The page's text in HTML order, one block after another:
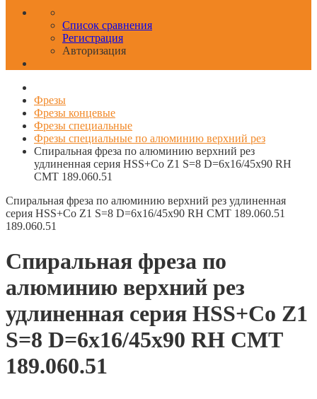
Список сравнения
Регистрация
Авторизация
Фрезы
Фрезы концевые
Фрезы специальные
Фрезы специальные по алюминию верхний рез
Спиральная фреза по алюминию верхний рез
удлиненная серия HSS+Co Z1 S=8 D=6x16/45x90 RH
CMT 189.060.51
Спиральная фреза по алюминию верхний рез удлиненная
серия HSS+Co Z1 S=8 D=6x16/45x90 RH CMT 189.060.51
189.060.51
Спиральная фреза по
алюминию верхний рез
удлиненная серия HSS+Co Z1
S=8 D=6x16/45x90 RH CMT
189.060.51